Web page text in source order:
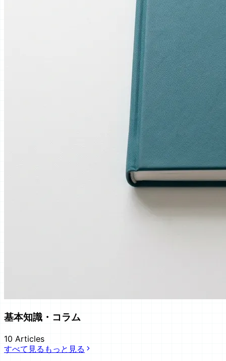
基本知識・コラム
10 Articles
すべて見る もっと見る